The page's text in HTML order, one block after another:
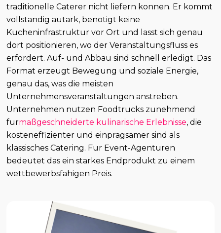
traditionelle Caterer nicht liefern konnen. Er kommt
vollstandig autark, benotigt keine
Kucheninfrastruktur vor Ort und lasst sich genau
dort positionieren, wo der Veranstaltungsfluss es
erfordert. Auf- und Abbau sind schnell erledigt. Das
Format erzeugt Bewegung und soziale Energie,
genau das, was die meisten
Unternehmensveranstaltungen anstreben.
Unternehmen nutzen Foodtrucks zunehmend
furmaßgeschneiderte kulinarische Erlebnisse, die
kosteneffizienter und einpragsamer sind als
klassisches Catering. Fur Event-Agenturen
bedeutet das ein starkes Endprodukt zu einem
wettbewerbsfahigen Preis.